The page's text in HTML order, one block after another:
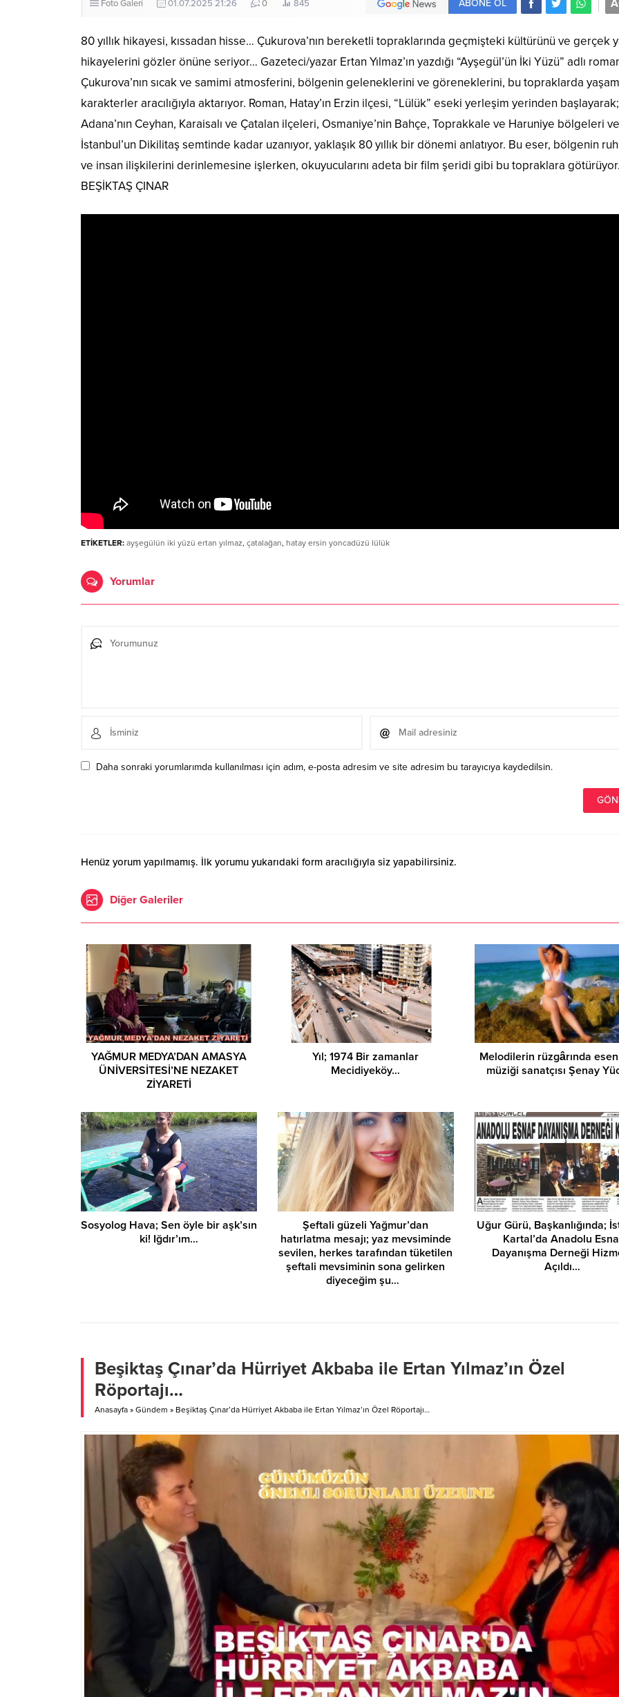
Foto Galeri 01.07.2025 21:26 0 845 A
ABONE OL
80 yıllık hikayesi, kıssadan hisse… Çukurova’nın bereketli topraklarında geçmişteki kültürünü ve gerçek
hikayelerini gözler önüne seriyor… Gazeteci/yazar Ertan Yılmaz’ın yazdığı “Ayşegül’ün İki Yüzü” adlı
Çukurova’nın sıcak ve samimi atmosferini, bölgenin geleneklerini ve göreneklerini, bu topraklarda
karakterler aracılığıyla aktarıyor. Roman, Hatay’ın Erzin ilçesi, “Lülük” eseki yerleşim yerinden başlayarak;
Adana’nın Ceyhan, Karaisalı ve Çatalan ilçeleri, Osmaniye’nin Bahçe, Toprakkale ve Haruniye bölgeleri ve
İstanbul’un Dikilitaş semtinde kadar uzanıyor, yaklaşık 80 yıllık bir dönemi anlatıyor. Bu eser, bölgenin
ve insan ilişkilerini derinlemesine işlerken, okuyucularını adeta bir film şeridi gibi bu topraklara götürüyor.
BEŞİKTAŞ ÇINAR
ETİKETLER: ayşegülün iki yüzü ertan yılmaz, çatalağan, hatay ersin yoncadüzü lülük
Yorumlar
Daha sonraki yorumlarımda kullanılması için adım, e-posta adresim ve site adresim bu tarayıcıya kaydedilsin.
Henüz yorum yapılmamış. İlk yorumu yukarıdaki form aracılığıyla siz yapabilirsiniz.
Diğer Galeriler
YAĞMUR MEDYA’DAN AMASYA
ÜNİVERSİTESİ’NE NEZAKET
ZİYARETİ
Yıl; 1974 Bir zamanlar
Mecidiyeköy…
Melodilerin rüzgârında
müziği sanatçısı Şenay
Sosyolog Hava; Sen öyle bir aşk’sın
ki! Iğdır’ım…
Şeftali güzeli Yağmur’dan
hatırlatma mesajı; yaz mevsiminde
sevilen, herkes tarafından tüketilen
şeftali mevsiminin sona gelirken
diyeceğim şu…
Uğur Gürü, Başkanlığında;
Kartal’da Anadolu
Dayanışma Derneği
Açıldı…
Beşiktaş Çınar’da Hürriyet Akbaba ile Ertan Yılmaz’ın Özel
Röportajı…
Anasayfa » Gündem » Beşiktaş Çınar’da Hürriyet Akbaba ile Ertan Yılmaz’ın Özel Röportajı…